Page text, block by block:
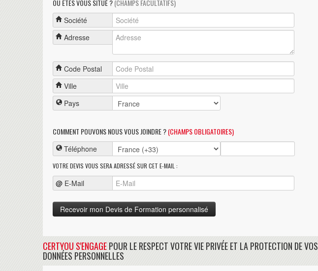
OÙ ÊTES VOUS SITUÉ ?(CHAMPS FACULTATIFS)
Société
Adresse
Code Postal
Ville
Pays
COMMENT POUVONS NOUS VOUS JOINDRE ?(CHAMPS OBLIGATOIRES)
Téléphone
VOTRE DEVIS VOUS SERA ADRESSÉ SUR CET E-MAIL :
@ E-Mail
CERTYOU S'ENGAGEPOUR LE RESPECT VOTRE VIE PRIVÉE ET LA PROTECTION DE VOS
DONNÉES PERSONNELLES